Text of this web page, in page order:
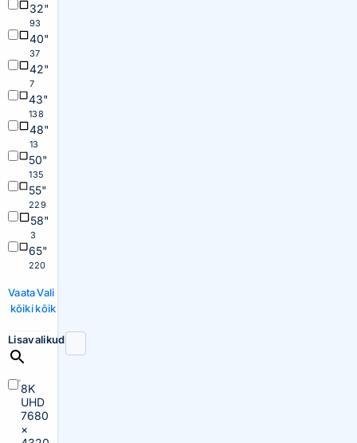
32"
93
40"
37
42"
7
43"
138
48"
13
50"
135
55"
229
58"
3
65"
220
Vaata
kõiki
Vali
kõik
Lisavalikud
8K
UHD
7680
×